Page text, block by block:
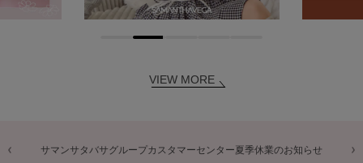
VIEW MORE
商品に関するお詫びとお知らせ